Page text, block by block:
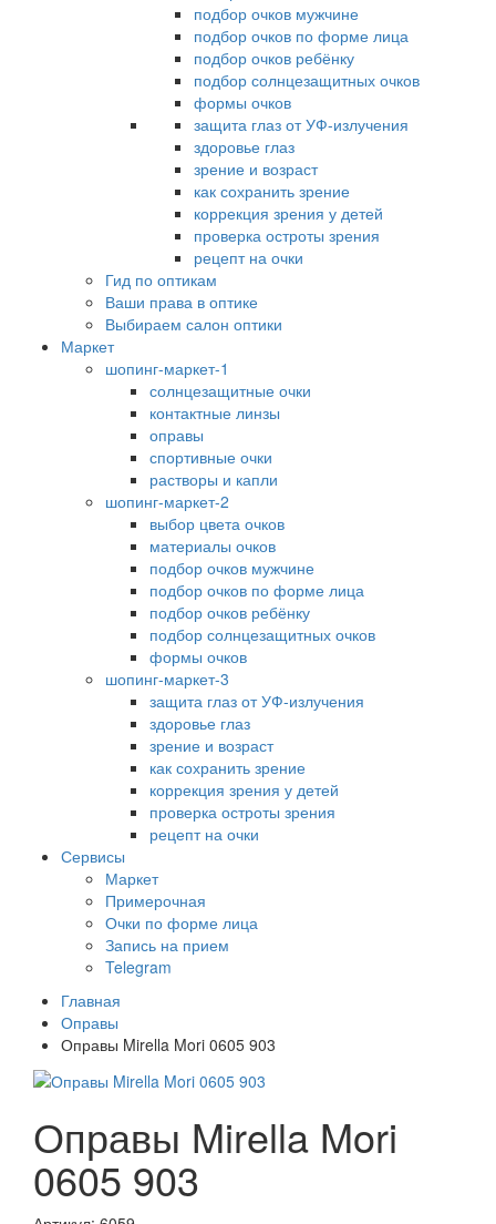
подбор очков мужчине
подбор очков по форме лица
подбор очков ребёнку
подбор солнцезащитных очков
формы очков
защита глаз от УФ-излучения
здоровье глаз
зрение и возраст
как сохранить зрение
коррекция зрения у детей
проверка остроты зрения
рецепт на очки
Гид по оптикам
Ваши права в оптике
Выбираем салон оптики
Маркет
шопинг-маркет-1
солнцезащитные очки
контактные линзы
оправы
спортивные очки
растворы и капли
шопинг-маркет-2
выбор цвета очков
материалы очков
подбор очков мужчине
подбор очков по форме лица
подбор очков ребёнку
подбор солнцезащитных очков
формы очков
шопинг-маркет-3
защита глаз от УФ-излучения
здоровье глаз
зрение и возраст
как сохранить зрение
коррекция зрения у детей
проверка остроты зрения
рецепт на очки
Сервисы
Маркет
Примерочная
Очки по форме лица
Запись на прием
Telegram
Главная
Оправы
Оправы Mirella Mori 0605 903
Оправы Mirella Mori
0605 903